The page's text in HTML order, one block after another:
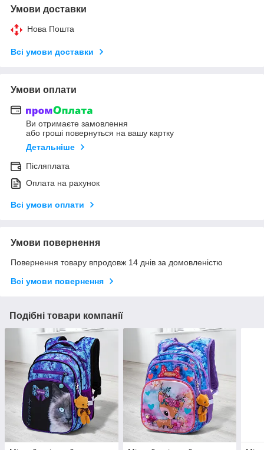
Умови доставки
Нова Пошта
Всі умови доставки
Умови оплати
Ви отримаєте замовлення
або гроші повернуться на вашу картку
Детальніше
Післяплата
Оплата на рахунок
Всі умови оплати
Умови повернення
Повернення товару впродовж 14 днів за домовленістю
Всі умови повернення
Подібні товари компанії